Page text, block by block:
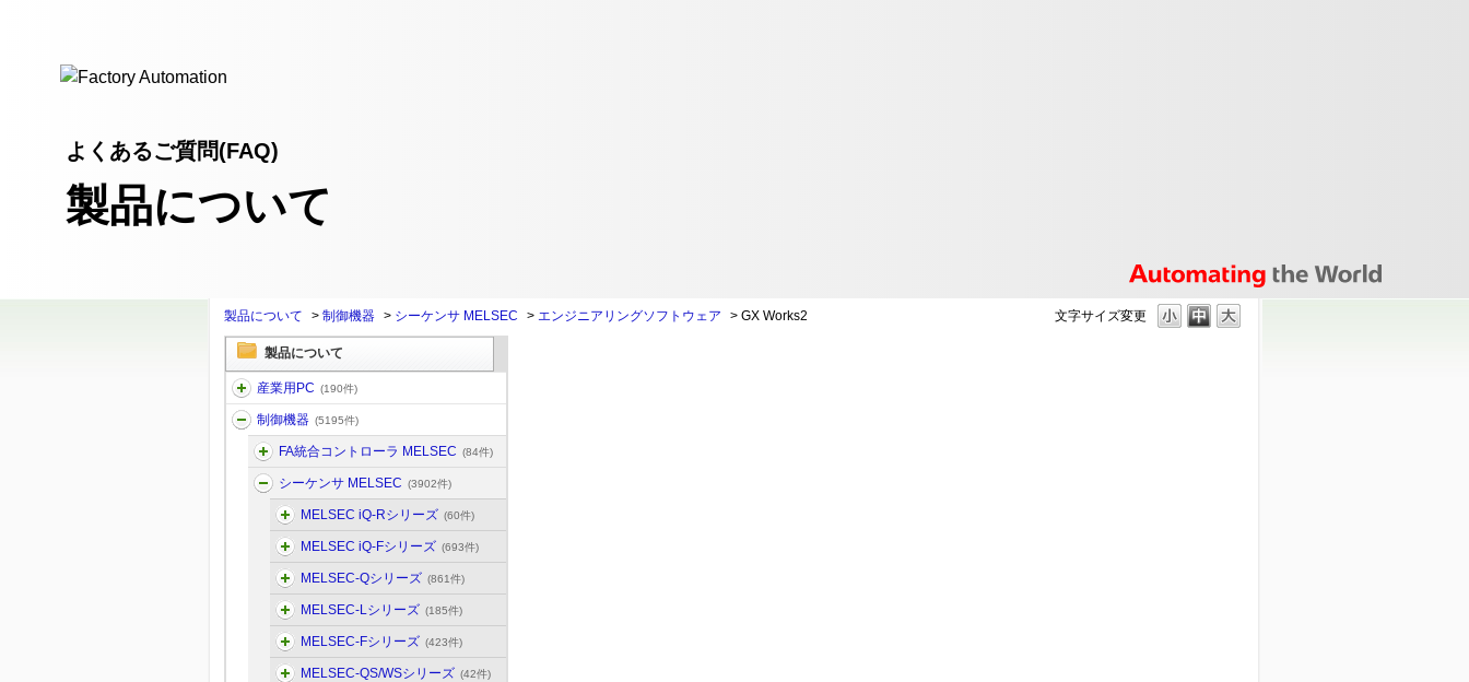
よくあるご質問(FAQ)
製品について
文字サイズ変更
製品について > 制御機器 > シーケンサ MELSEC > エンジニアリングソフトウェア > GX Works2
製品について
産業用PC (190件)
制御機器 (5195件)
FA統合コントローラ MELSEC (84件)
シーケンサ MELSEC (3902件)
MELSEC iQ-Rシリーズ (60件)
MELSEC iQ-Fシリーズ (693件)
MELSEC-Qシリーズ (861件)
MELSEC-Lシリーズ (185件)
MELSEC-Fシリーズ (423件)
MELSEC-QS/WSシリーズ (42件)